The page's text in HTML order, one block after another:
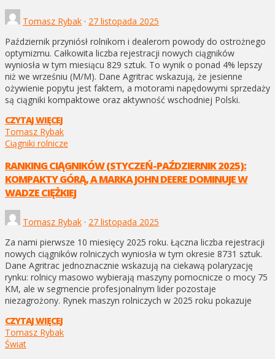
Tomasz Rybak · 27 listopada 2025
Październik przyniósł rolnikom i dealerom powody do ostrożnego
optymizmu. Całkowita liczba rejestracji nowych ciągników
wyniosła w tym miesiącu 829 sztuk. To wynik o ponad 4% lepszy
niż we wrześniu (M/M). Dane Agritrac wskazują, że jesienne
ożywienie popytu jest faktem, a motorami napędowymi sprzedaży
są ciągniki kompaktowe oraz aktywność wschodniej Polski.
CZYTAJ WIĘCEJ
Tomasz Rybak
Ciągniki rolnicze
RANKING CIĄGNIKÓW (STYCZEŃ-PAŹDZIERNIK 2025):
KOMPAKTY GÓRĄ, A MARKA JOHN DEERE DOMINUJE W
WADZE CIĘŻKIEJ
Tomasz Rybak · 27 listopada 2025
Za nami pierwsze 10 miesięcy 2025 roku. Łączna liczba rejestracji
nowych ciągników rolniczych wyniosła w tym okresie 8731 sztuk.
Dane Agritrac jednoznacznie wskazują na ciekawą polaryzację
rynku: rolnicy masowo wybierają maszyny pomocnicze o mocy 75
KM, ale w segmencie profesjonalnym lider pozostaje
niezagrożony. Rynek maszyn rolniczych w 2025 roku pokazuje
CZYTAJ WIĘCEJ
Tomasz Rybak
Świat